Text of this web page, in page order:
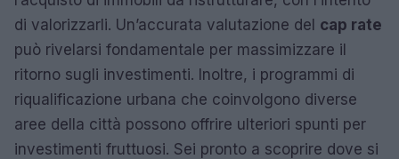
di valorizzarli. Un’accurata valutazione del cap rate
può rivelarsi fondamentale per massimizzare il
ritorno sugli investimenti. Inoltre, i programmi di
riqualificazione urbana che coinvolgono diverse
aree della città possono offrire ulteriori spunti per
investimenti fruttuosi. Sei pronto a scoprire dove si